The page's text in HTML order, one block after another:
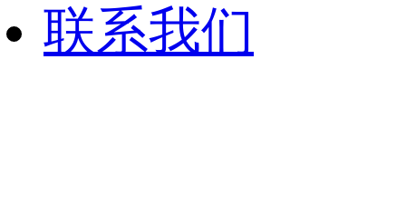
联系我们